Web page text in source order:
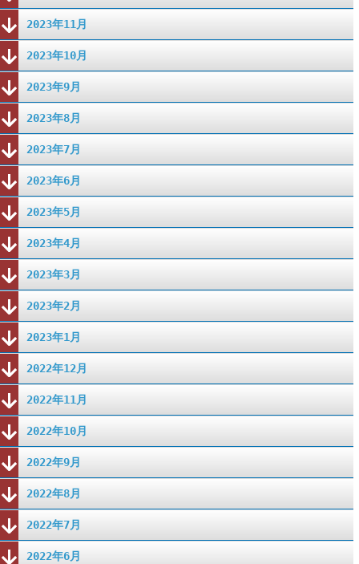
2023年11月
2023年10月
2023年9月
2023年8月
2023年7月
2023年6月
2023年5月
2023年4月
2023年3月
2023年2月
2023年1月
2022年12月
2022年11月
2022年10月
2022年9月
2022年8月
2022年7月
2022年6月